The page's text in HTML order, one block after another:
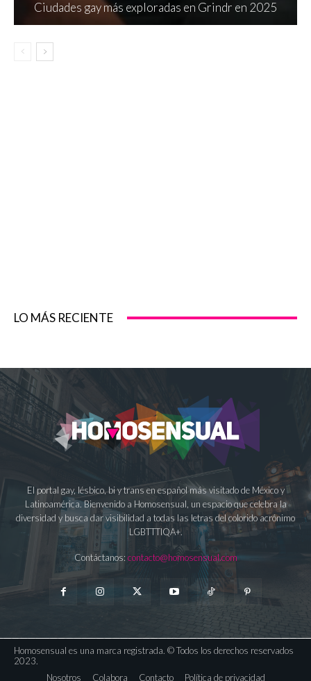
Ciudades gay más exploradas en Grindr en 2025
LO MÁS RECIENTE
El portal gay, lésbico, bi y trans en español más visitado de México y
Latinoamérica. Bienvenido a Homosensual, un espacio que celebra la
diversidad y busca dar visibilidad a todas las letras del colorido acrónimo
LGBTTTIQA+.
Contáctanos: contacto@homosensual.com
Homosensual es una marca registrada. © Todos los derechos reservados
2023.
Nosotros
Colabora Contacto Política de privacidad